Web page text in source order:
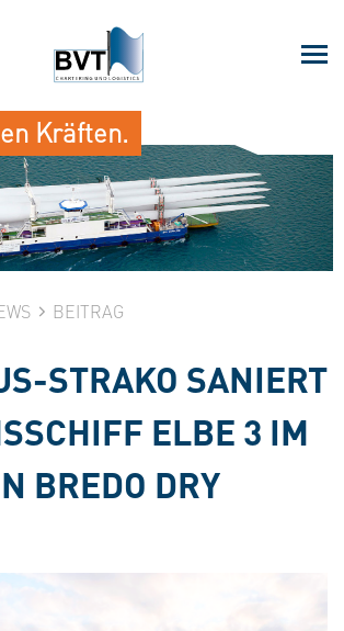
BEITRAG
STRAKO SANIERT
ELBE 3 IM
BREDO DRY
Kräften.